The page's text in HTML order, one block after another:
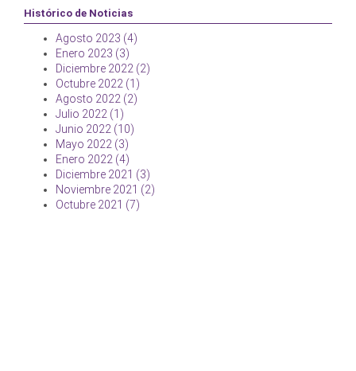
Histórico de Noticias
Agosto 2023 (4)
Enero 2023 (3)
Diciembre 2022 (2)
Octubre 2022 (1)
Agosto 2022 (2)
Julio 2022 (1)
Junio 2022 (10)
Mayo 2022 (3)
Enero 2022 (4)
Diciembre 2021 (3)
Noviembre 2021 (2)
Octubre 2021 (7)